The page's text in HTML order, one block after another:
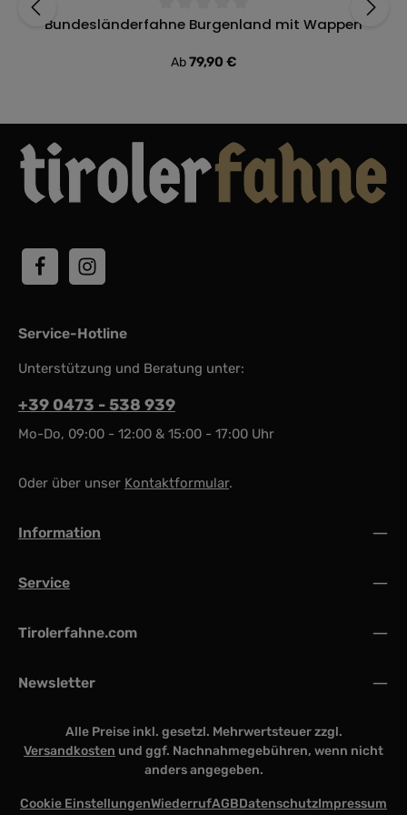
Durchschnittliche Bewertung von 0 von 5 Sternen
Bundesländerfahne Burgenland mit Wappen
Regulärer Preis:
Ab79,90 €
Service-Hotline
Unterstützung und Beratung unter:
+39 0473 - 538 939
Mo-Do, 09:00 - 12:00 & 15:00 - 17:00 Uhr
Oder über unser Kontaktformular.
Information
Service
Tirolerfahne.com
Newsletter
Alle Preise inkl. gesetzl. Mehrwertsteuer zzgl.
Versandkosten und ggf. Nachnahmegebühren, wenn nicht
anders angegeben.
Cookie EinstellungenWiederrufAGBDatenschutzImpressum